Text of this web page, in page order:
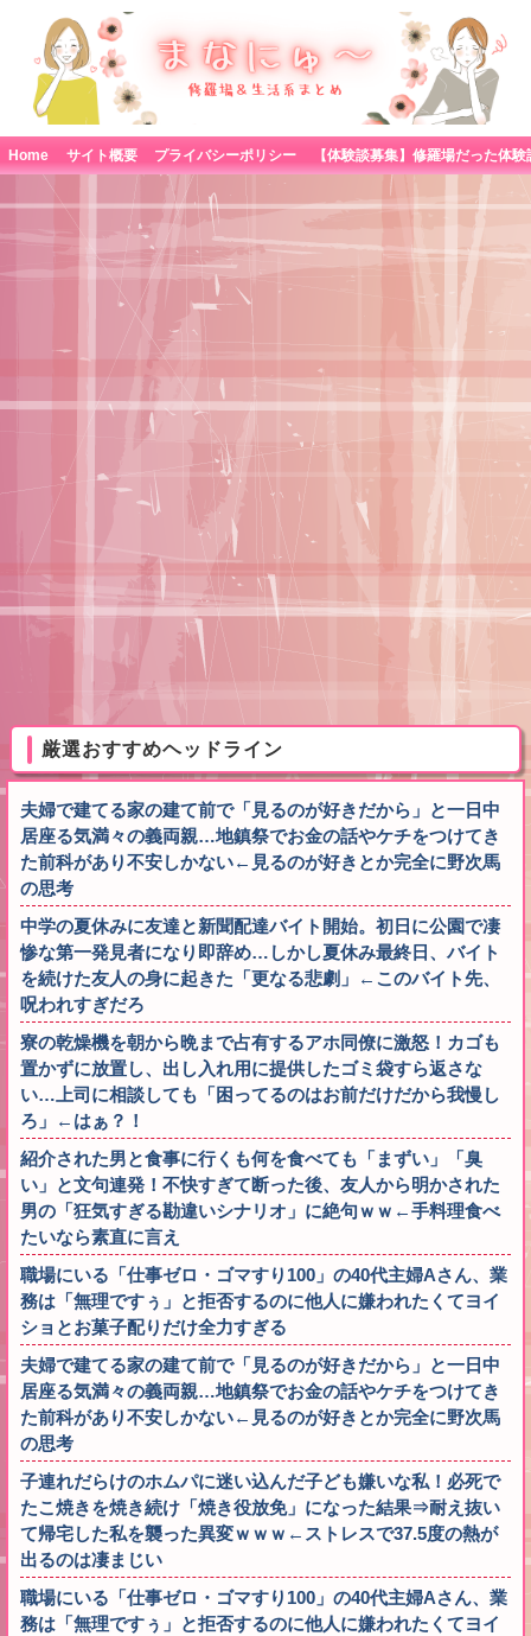
Home サイト概要 プライバシーポリシー
厳選おすすめヘッドライン
夫婦で建てる家の建て前で「見るのが好きだから」と一日中
居座る気満々の義両親…地鎮祭でお金の話やケチをつけてき
た前科があり不安しかない←見るのが好きとか完全に野次馬
の思考
中学の夏休みに友達と新聞配達バイト開始。初日に公園で凄
惨な第一発見者になり即辞め…しかし夏休み最終日、バイト
を続けた友人の身に起きた「更なる悲劇」←このバイト先、
呪われすぎだろ
寮の乾燥機を朝から晩まで占有するアホ同僚に激怒！カゴも
置かずに放置し、出し入れ用に提供したゴミ袋すら返さな
い…上司に相談しても「困ってるのはお前だけだから我慢し
ろ」←はぁ？！
紹介された男と食事に行くも何を食べても「まずい」「臭
い」と文句連発！不快すぎて断った後、友人から明かされた
男の「狂気すぎる勘違いシナリオ」に絶句ｗｗ←手料理食べ
たいなら素直に言え
職場にいる「仕事ゼロ・ゴマすり100」の40代主婦Aさん、業
務は「無理ですぅ」と拒否するのに他人に嫌われたくてヨイ
ショとお菓子配りだけ全力すぎる
夫婦で建てる家の建て前で「見るのが好きだから」と一日中
居座る気満々の義両親…地鎮祭でお金の話やケチをつけてき
た前科があり不安しかない←見るのが好きとか完全に野次馬
の思考
子連れだらけのホムパに迷い込んだ子ども嫌いな私！必死で
たこ焼きを焼き続け「焼き役放免」になった結果⇒耐え抜い
て帰宅した私を襲った異変ｗｗｗ←ストレスで37.5度の熱が
出るのは凄まじい
職場にいる「仕事ゼロ・ゴマすり100」の40代主婦Aさん、業
務は「無理ですぅ」と拒否するのに他人に嫌われたくてヨイ